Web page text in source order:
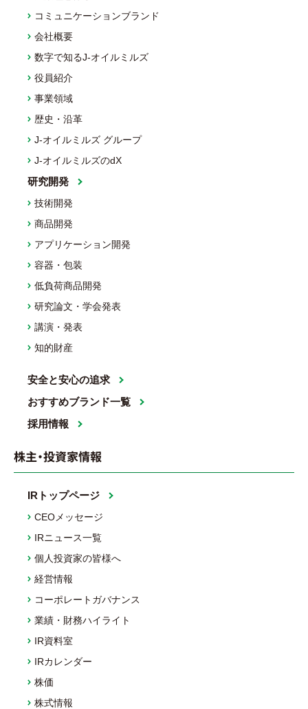
コミュニケーションブランド
会社概要
数字で知るJ-オイルミルズ
役員紹介
事業領域
歴史・沿革
J-オイルミルズ グループ
J-オイルミルズのdX
研究開発
技術開発
商品開発
アプリケーション開発
容器・包装
低負荷商品開発
研究論文・学会発表
講演・発表
知的財産
安全と安心の追求
おすすめブランド一覧
採用情報
株主・投資家情報
IRトップページ
CEOメッセージ
IRニュース一覧
個人投資家の皆様へ
経営情報
コーポレートガバナンス
業績・財務ハイライト
IR資料室
IRカレンダー
株価
株式情報